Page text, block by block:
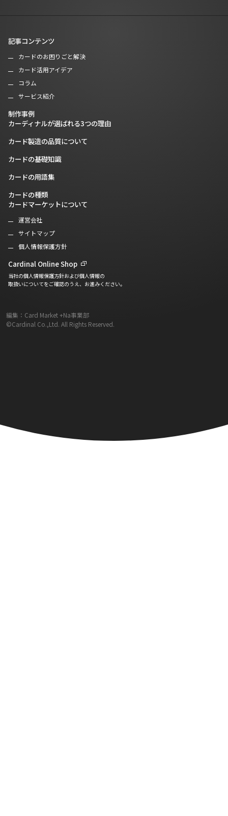
記事コンテンツ
カードのお困りごと解決
カード活用アイデア
コラム
サービス紹介
制作事例
カーディナルが選ばれる3つの理由
カード製造の品質について
カードの基礎知識
カードの用語集
カードの種類
カードマーケットについて
運営会社
サイトマップ
個人情報保護方針
Cardinal Online Shop
当社の個人情報保護方針および個人情報の
取扱いについてをご確認のうえ、お進みください。
編集：Card Market +Na事業部
©Cardinal Co.,Ltd. All Rights Reserved.